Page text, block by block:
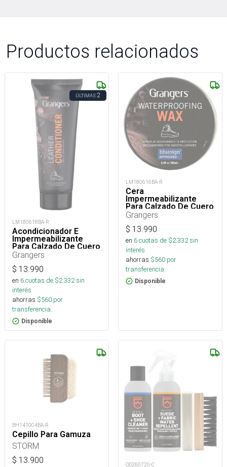
Productos relacionados
ÚLTIMAS2
LM180618BA-R
Acondicionador E
Impermeabilizante
Para Calzado De Cuero
75 Ml
Grangers
$ 13.990
en 6cuotas de $2.332sin
interés
ahorras $560 por
transferencia.
Disponible
LM180616BA-R
Cera
Impermeabilizante
Para Calzado De Cuero
Waterproofing Wax
100 Ml
Grangers
$ 13.990
en 6cuotas de $2.332sin
interés
ahorras $560 por
transferencia.
Disponible
BH141004BA-R
Cepillo Para Gamuza
STORM
$ 13.900 OD260720-C